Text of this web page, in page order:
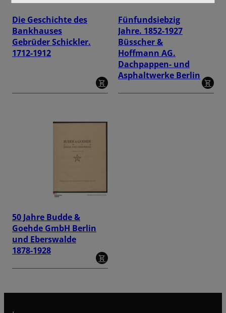
Die Geschichte des
Bankhauses
Gebrüder Schickler.
1712-1912
Fünfundsiebzig
Jahre. 1852-1927
Büsscher &
Hoffmann AG.
Dachpappen- und
Asphaltwerke Berlin
50 Jahre Budde &
Goehde GmbH Berlin
und Eberswalde
1878-1928